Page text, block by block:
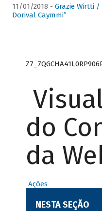
11/01/2018 - Grazie Wirtti /
Dorival Caymmi”
do
da
Ações
NESTA SEÇÃO